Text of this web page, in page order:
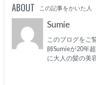
ABOUT この記事をかいた人
Sumie
このブログをご
師Sumieが20年
に大人の髪の美